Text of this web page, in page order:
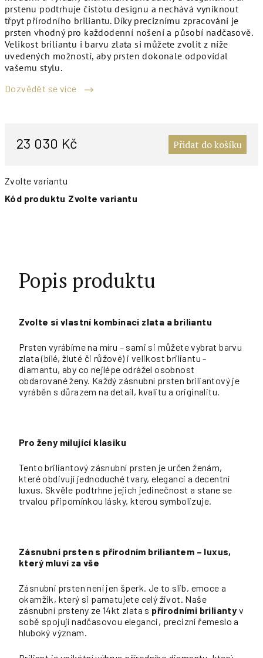
prstenu podtrhuje čistotu designu a nechává vyniknout
třpyt přírodního briliantu. Díky preciznímu zpracování je
prsten vhodný pro každodenní nošení a působí nadčasově.
Velikost briliantu i barvu zlata si můžete zvolit z níže
uvedených možností, aby prsten dokonale odpovídal
vašemu stylu.
Dozvědět se více
23 030 Kč Přidat do košíku
Zvolte variantu
Kód produktu Zvolte variantu
Popis produktu
Zvolte si vlastní kombinaci zlata a briliantu
Prsten vyrábíme na míru – sami si můžete vybrat barvu
zlata (bílé, žluté či růžové) i velikost briliantu -
diamantu, aby co nejlépe odrážel osobnost
obdarované ženy. Každý zásnubní prsten briliantový je
vyráběn s důrazem na detail, kvalitu a originalitu.
Pro ženy milující klasiku
Tento briliantový zásnubní prsten je určen ženám,
které obdivují jednoduché tvary, eleganci a decentní
luxus. Skvěle podtrhne jejich jedinečnost a stane se
trvalou připomínkou lásky, kterou symbolizuje.
Zásnubní prsten s přírodním briliantem – luxus,
který mluví za vše
Zásnubní prsten není jen šperk. Je to slib, emoce a
okamžik, který si pamatujete celý život. Naše
zásnubní prsteny ze 14kt zlata s přírodními brilianty v
sobě spojují nadčasovou eleganci, precizní řemeslo a
hluboký význam.